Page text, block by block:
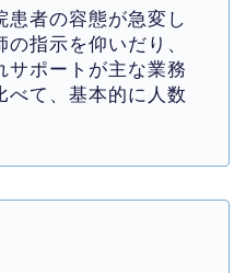
患者の容態が急変し
指示を仰いだり、
サポートが主な業務
べて、基本的に人数